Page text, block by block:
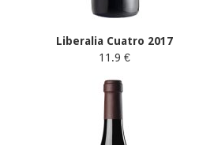
Liberalia Cuatro 2017
11.9 €